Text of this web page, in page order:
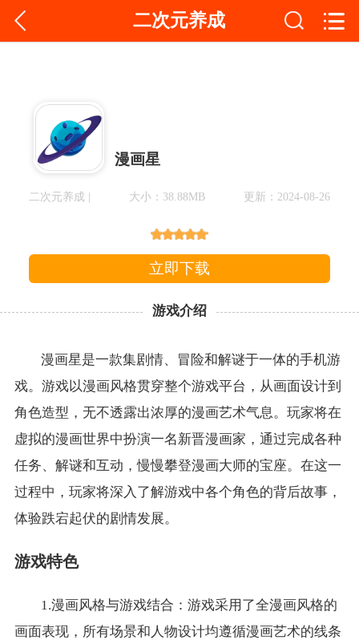
二次元养成
漫画星
二次元养成 | 大小：38.88MB 更新：2024-08-26
立即下载
漫画星是一款集剧情、冒险和解谜于一体的手机游
戏。游戏以漫画风格贯穿整个游戏平台，从画面设计到
角色造型，无不透露出浓厚的漫画艺术气息。玩家将在
虚拟的漫画世界中扮演一名新晋漫画家，通过完成各种
任务、解谜和互动，慢慢攀登漫画大师的宝座。在这一
过程中，玩家将深入了解游戏中各个角色的背后故事，
体验跌宕起伏的剧情发展。
游戏特色
1.漫画风格与游戏结合：游戏采用了全漫画风格的
画面表现，所有场景和人物设计均遵循漫画艺术的线条